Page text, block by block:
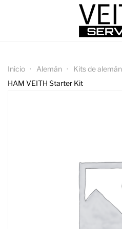
Inicio Alemán Kits de alemán
HAM VEITH Starter Kit